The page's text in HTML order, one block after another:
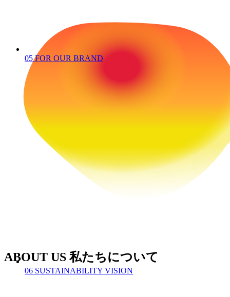
ABOUT US 私たちについて
05 FOR OUR BRAND
06 SUSTAINABILITY VISION